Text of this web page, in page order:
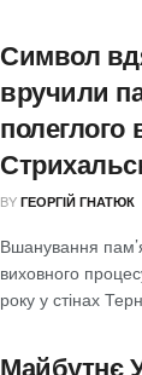
Символ
вручили
BY ГЕОРГІЙ ГНАТЮК
Вшанування
виховного
року у стінах
Майбутнє